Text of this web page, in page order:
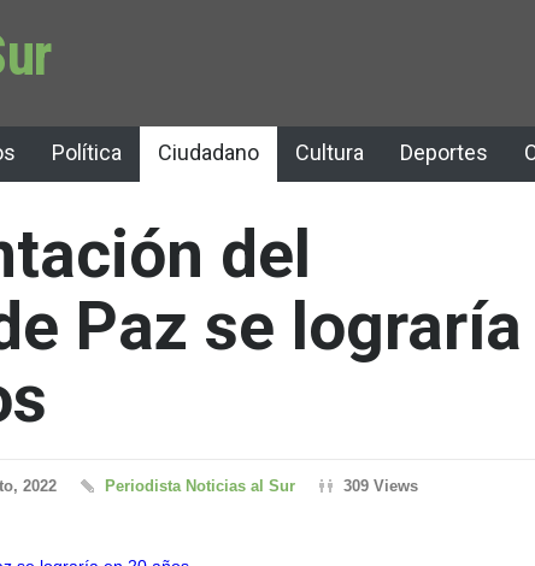
Política Ciudadano Cultura Deportes
del
Paz se lograría
2022 Periodista Noticias al Sur
309 Views